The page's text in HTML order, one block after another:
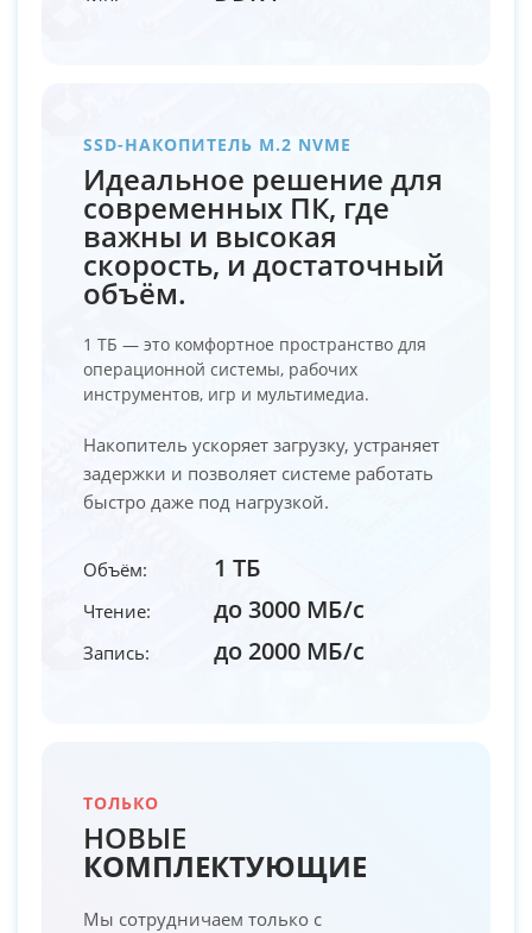
SSD-НАКОПИТЕЛЬ M.2 NVME
Идеальное решение для
современных ПК, где
важны и высокая
скорость, и достаточный
объём.
1 ТБ — это комфортное пространство для
операционной системы, рабочих
инструментов, игр и мультимедиа.
Накопитель ускоряет загрузку, устраняет
задержки и позволяет системе работать
быстро даже под нагрузкой.
Объём: 1 ТБ
Чтение: до 3000 МБ/с
Запись: до 2000 МБ/с
ТОЛЬКО
НОВЫЕ
КОМПЛЕКТУЮЩИЕ
Мы сотрудничаем только с